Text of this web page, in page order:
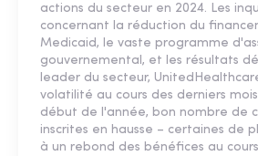
actions du secteur en 2024. Les
concernant la réduction du
Medicaid, le vaste programme
gouvernemental, et les résultats
leader du secteur,
volatilité au cours des derniers
début de l'année, bon nombre de
inscrites en hausse – certaines de
à un rebond des bénéfices au